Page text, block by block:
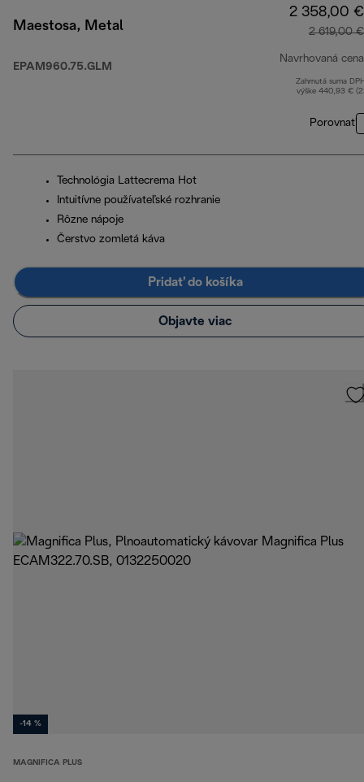
Maestosa, Metal
EPAM960.75.GLM
2 358,00 €
2 619,00 €
Navrhovaná cena
Zahrnutá suma
výške 440,93 €
Porovnať
Technológia Lattecrema Hot
Intuitívne používateľské rozhranie
Rôzne nápoje
Čerstvo zomletá káva
Pridať do košíka
Objavte viac
-14 %
MAGNIFICA PLUS